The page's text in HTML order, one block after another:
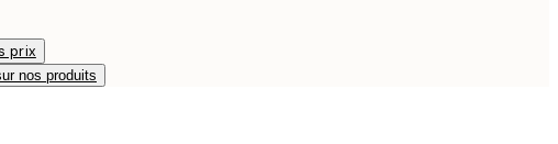
prix
nos produits